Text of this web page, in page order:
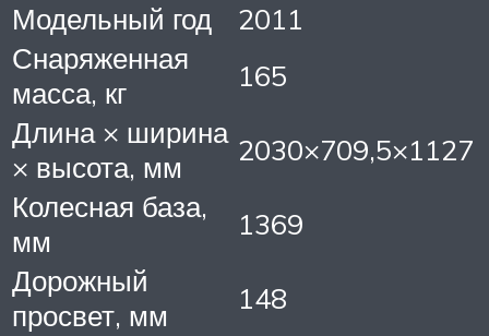
Модельный год
2011
Снаряженная
масса, кг
165
Длина × ширина
× высота, мм
2030×709,5×1127
Колесная база,
мм
1369
Дорожный
просвет, мм
148